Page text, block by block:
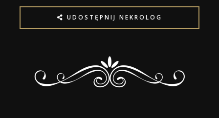
UDOSTĘPNIJ NEKROLOG